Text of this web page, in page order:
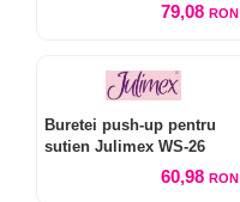
79,08 RON
Buretei push-up pentru
sutien Julimex WS-26
60,98 RON